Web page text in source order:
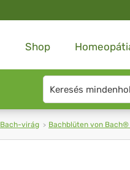
Shop
Search
type
Bach-virág Bachblüten von Bach®